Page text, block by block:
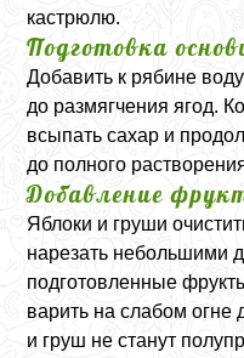
кастрюлю.
Подготовка
Добавить к рябине
до размягчения ягод.
всыпать сахар и
до полного
Добавление
Яблоки и груши
нарезать небольшими
подготовленные
варить на слабом огне
и груш не станут